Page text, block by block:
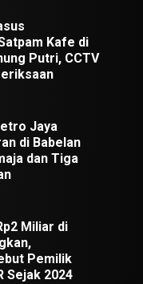
Kafe di
Putri, CCTV
Jaya
di Babelan
dan Tiga
Miliar di
Pemilik
Sejak 2024